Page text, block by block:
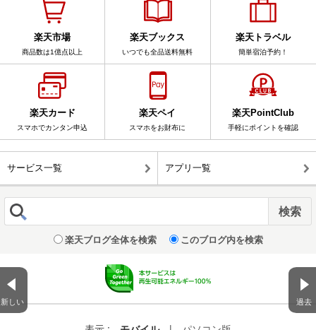
新しい 過去
楽天市場
商品数は1億点以上
楽天ブックス
いつでも全品送料無料
楽天トラベル
簡単宿泊予約！
楽天カード
スマホでカンタン申込
楽天ペイ
スマホをお財布に
楽天PointClub
手軽にポイントを確認
サービス一覧 アプリ一覧
楽天ブログ全体を検索 このブログ内を検索